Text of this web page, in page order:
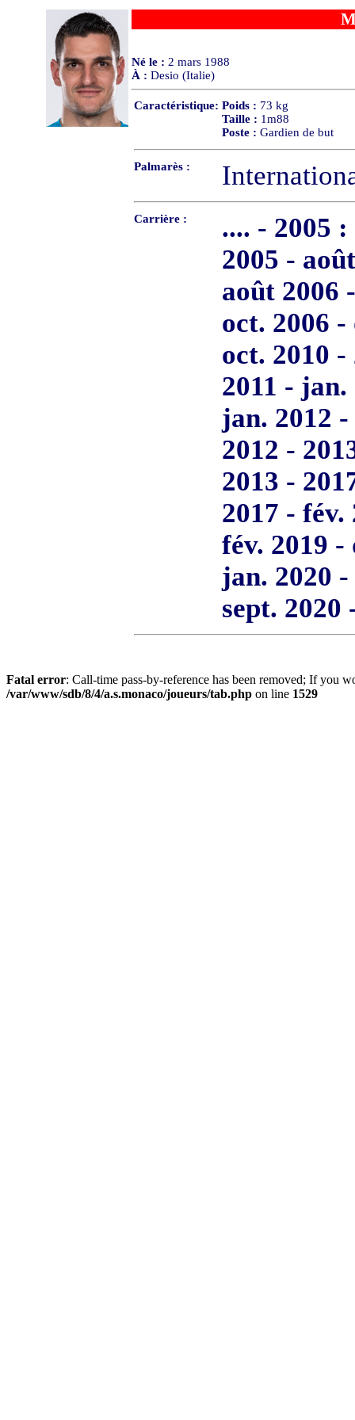
Né le : 2 mars 1988
À : Desio (Italie)
Caractéristique: Poids : 73 kg
Taille : 1m88
Poste : Gardien de but
Palmarès :
Carrière :
.... - 2005 :
2005 -
août 2006
oct. 2006
oct. 2010
2011 -
jan. 2012
2012 -
2013 -
2017 -
fév. 2019
jan. 2020
sept.
Fatal error: Call-time pass-by-reference has been removed; If you
/var/www/sdb/8/4/a.s.monaco/joueurs/tab.php on line 1529